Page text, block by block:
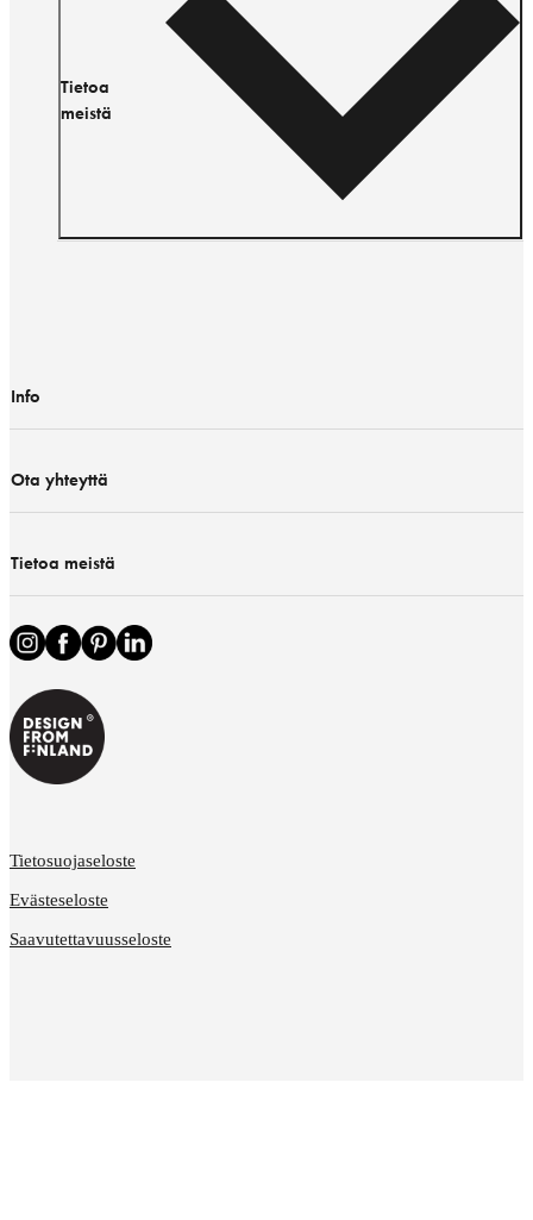
Tietoa
meistä
Info
Ota yhteyttä
Tietoa meistä
Tietosuojaseloste
Evästeseloste
Saavutettavuusseloste